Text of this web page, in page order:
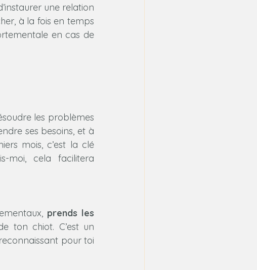
une relation
à la fois en temps
en cas de
les problèmes
ses besoins, et à
mois, c’est la clé
moi, cela facilitera
prends les
ton chiot. C’est un
pour toi